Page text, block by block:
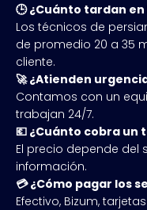
🕒 ¿Cuánto tardan
Los técnicos de
de promedio 20 a 35
cliente.
🚀 ¿Atienden
Contamos con un
trabajan 24/7.
💶 ¿Cuánto cobra un
El precio depende del
información.
💳 ¿Cómo pagar los
Efectivo, Bizum,